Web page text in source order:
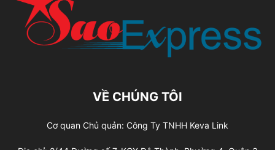
VỀ CHÚNG TÔI
Cơ quan Chủ quản: Công Ty TNHH Keva Link